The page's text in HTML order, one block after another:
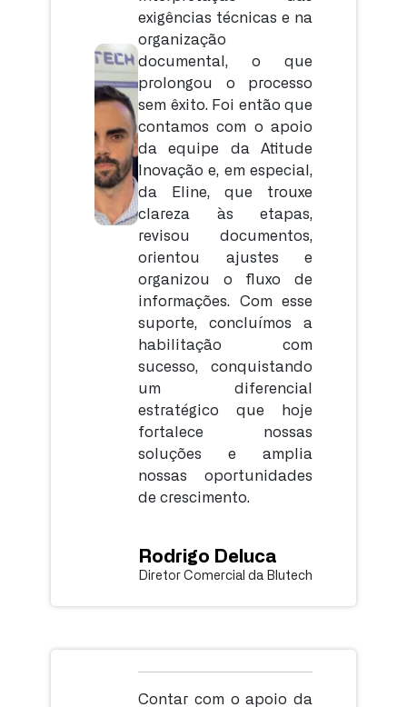
exigências técnicas e na
organização
documental, o que
prolongou o processo
sem êxito. Foi então que
contamos com o apoio
da equipe da Atitude
Inovação e, em especial,
da Eline, que trouxe
clareza às etapas,
revisou documentos,
orientou ajustes e
organizou o fluxo de
informações. Com esse
suporte, concluímos a
habilitação com
sucesso, conquistando
um diferencial
estratégico que hoje
fortalece nossas
soluções e amplia
nossas oportunidades
de crescimento.
Rodrigo Deluca
Diretor Comercial da Blutech
Contar com o apoio da